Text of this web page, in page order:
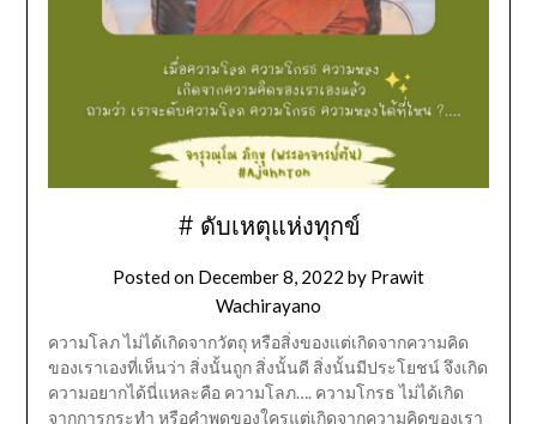
# ดับเหตุแห่งทุกข์
Posted on December 8, 2022 by Prawit
Wachirayano
ความโลภ ไม่ได้เกิดจากวัตถุ หรือสิ่งของแต่เกิดจากความคิด
ของเราเองที่เห็นว่า สิ่งนั้นถูก สิ่งนั้นดี สิ่งนั้นมีประโยชน์ จึงเกิด
ความอยากได้นี่แหละคือ ความโลภ…. ความโกรธ ไม่ได้เกิด
จากการกระทำ หรือคำพูดของใครแต่เกิดจากความคิดของเรา